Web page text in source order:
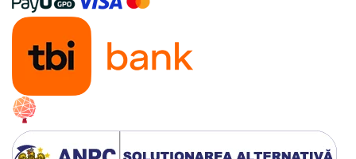
Lego Bluey
Lego City
Lego Classic
Lego Colectia Botanica
Lego Creator
Lego Creator Expert